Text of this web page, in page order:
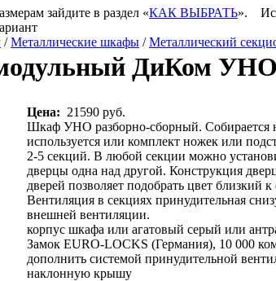
зайдите в раздел «КАК ВЫБРАТЬ».
/Металлические шкафы /Металлический
ДиКом
Цена: 21590 руб.
Шкаф УНО разборно-сборный. Собирается
используется или комплект ножек или
2-5 секций. В любой секции можно
дверцы одна над другой. Конструкция
дверей позволяет подобрать цвет близкий
Вентиляция в секциях принудительная
внешней вентиляции.
корпус шкафа или агатовый серый или
Замок EURO-LOCKS (Германия), 10 000
дополнить системой принудительной
наклонную крышу